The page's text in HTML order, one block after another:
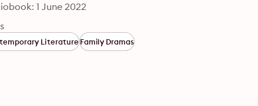
1 June 2022
LiteratureFamily Dramas